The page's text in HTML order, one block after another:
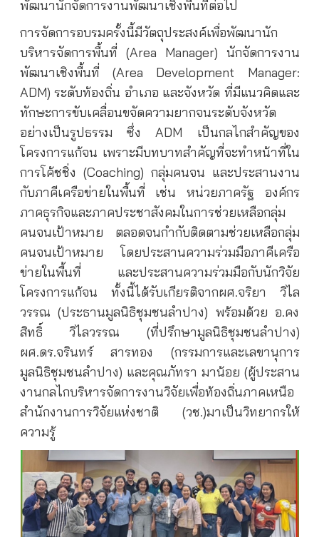
พัฒนานักจัดการงานพัฒนาเชิงพื้นที่ต่อไป
การจัดการอบรมครั้งนี้มีวัตถุประสงค์เพื่อพัฒนานัก
บริหารจัดการพื้นที่ (Area Manager) นักจัดการงาน
พัฒนาเชิงพื้นที่ (Area Development Manager:
ADM) ระดับท้องถิ่น อำเภอ และจังหวัด ที่มีแนวคิดและ
ทักษะการขับเคลื่อนขจัดความยากจนระดับจังหวัด
อย่างเป็นรูปธรรม ซึ่ง ADM เป็นกลไกสำคัญของ
โครงการแก้จน เพราะมีบทบาทสำคัญที่จะทำหน้าที่ใน
การโค้ชชิ่ง (Coaching) กลุ่มคนจน และประสานงาน
กับภาคีเครือข่ายในพื้นที่ เช่น หน่วยภาครัฐ องค์กร
ภาคธุรกิจและภาคประชาสังคมในการช่วยเหลือกลุ่ม
คนจนเป้าหมาย ตลอดจนกำกับติดตามช่วยเหลือกลุ่ม
คนจนเป้าหมาย โดยประสานความร่วมมือภาคีเครือ
ข่ายในพื้นที่ และประสานความร่วมมือกับนักวิจัย
โครงการแก้จน ทั้งนี้ได้รับเกียรติจากผศ.จริยา วิไล
วรรณ (ประธานมูลนิธิชุมชนลำปาง) พร้อมด้วย อ.คง
สิทธิ์ วิไลวรรณ (ที่ปรึกษามูลนิธิชุมชนลำปาง)
ผศ.ดร.จรินทร์ สารทอง (กรรมการและเลขานุการ
มูลนิธิชุมชนลำปาง) และคุณภัทรา มาน้อย (ผู้ประสาน
งานกลไกบริหารจัดการงานวิจัยเพื่อท้องถิ่นภาคเหนือ
สำนักงานการวิจัยแห่งชาติ (วช.)มาเป็นวิทยากรให้
ความรู้